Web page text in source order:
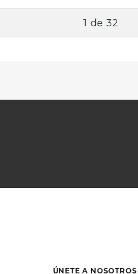
1 de 32
ÚNETE A NOSOTROS